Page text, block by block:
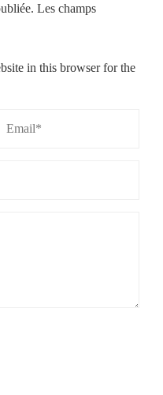
Les champs
in this browser for the